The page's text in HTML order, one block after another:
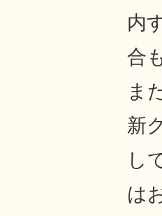
内
合
ま
新
し
は